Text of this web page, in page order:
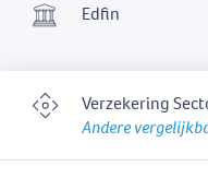
Edfin
Verzekering
Andere